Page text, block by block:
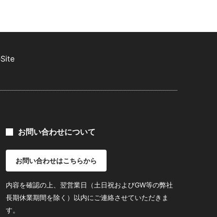
お問い合わせについて
お問い合わせはこちらから
内容を確認の上、翌営業日（土日祝およびGW等の弊社
長期休業期間を除く）以内にご連絡させていただきま
す。